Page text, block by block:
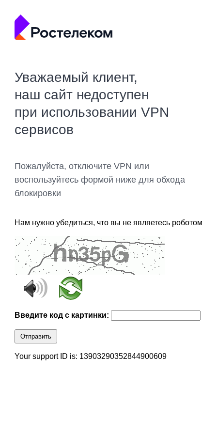
Уважаемый клиент,
наш сайт недоступен
при использовании VPN
сервисов
Пожалуйста, отключите VPN или
воспользуйтесь формой ниже для обхода
блокировки
Нам нужно убедиться, что вы не являетесь роботом
Введите код с картинки:
Отправить
Your support ID is: 13903290352844900609